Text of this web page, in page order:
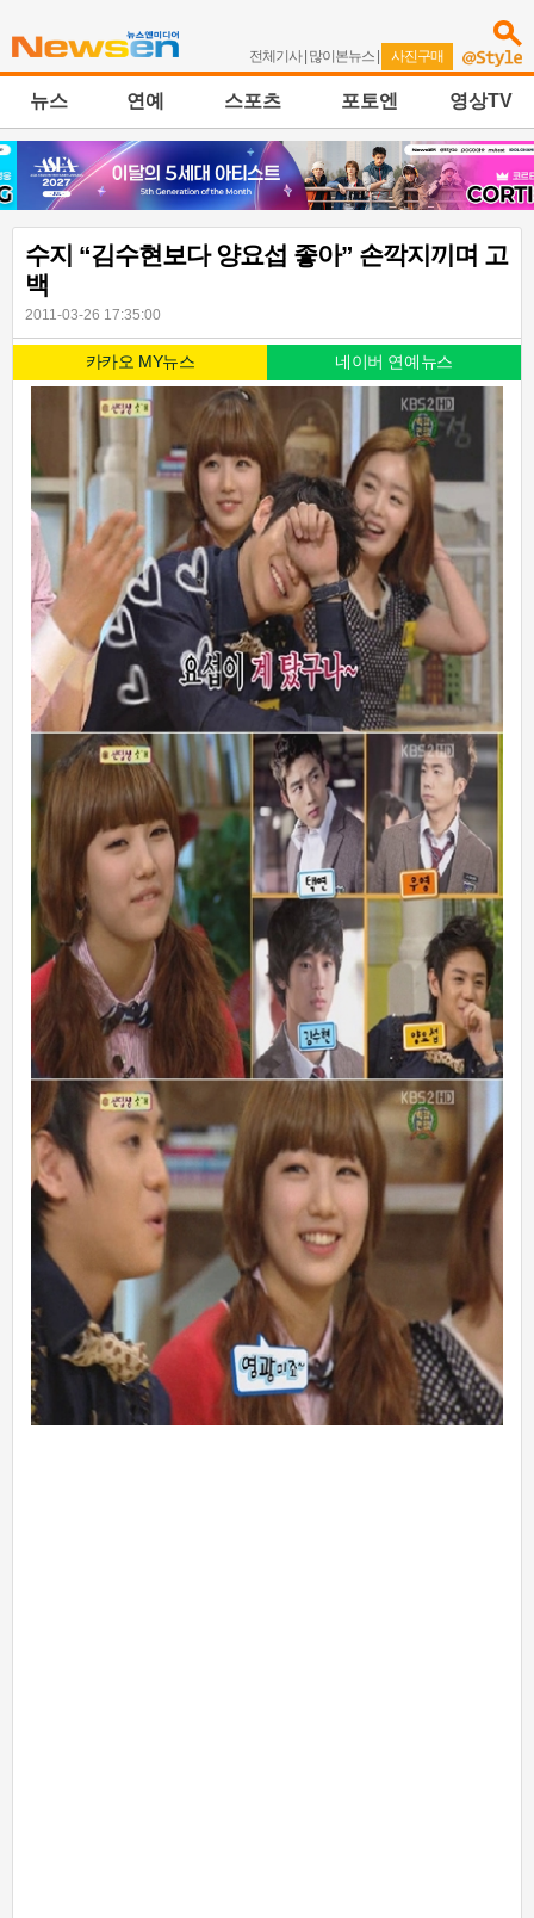
전체기사| 많이본뉴스 | 사진구매
뉴스 연예 스포츠 포토엔 영상TV
수지 “김수현보다 양요섭 좋아” 손깍지끼며 고
백
2011-03-26 17:35:00
카카오 MY뉴스 네이버 연예뉴스